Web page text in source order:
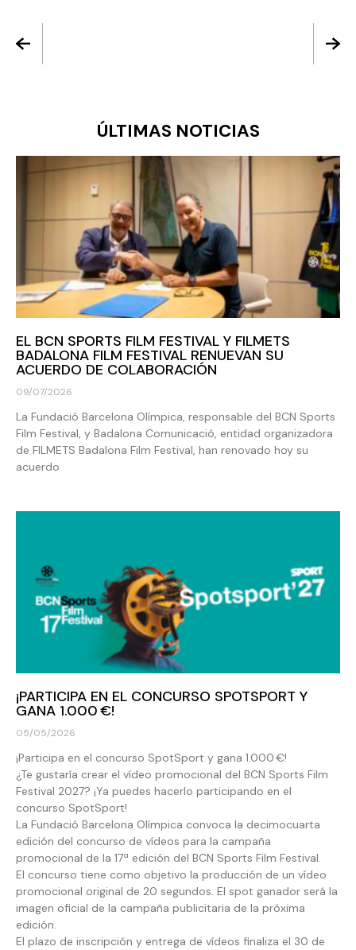
ÚLTIMAS NOTICIAS
EL BCN SPORTS FILM FESTIVAL Y FILMETS
BADALONA FILM FESTIVAL RENUEVAN SU
ACUERDO DE COLABORACIÓN
09/07/2026
La Fundació Barcelona Olímpica, responsable del BCN Sports
Film Festival, y Badalona Comunicació, entidad organizadora
de FILMETS Badalona Film Festival, han renovado hoy su
acuerdo
¡PARTICIPA EN EL CONCURSO SPOTSPORT Y
GANA 1.000 €!
05/05/2026
¡Participa en el concurso SpotSport y gana 1.000 €!
¿Te gustaría crear el vídeo promocional del BCN Sports Film
Festival 2027? ¡Ya puedes hacerlo participando en el
concurso SpotSport!
La Fundació Barcelona Olímpica convoca la decimocuarta
edición del concurso de vídeos para la campaña
promocional de la 17ª edición del BCN Sports Film Festival.
El concurso tiene como objetivo la producción de un vídeo
promocional original de 20 segundos. El spot ganador será la
imagen oficial de la campaña publicitaria de la próxima
edición.
El plazo de inscripción y entrega de vídeos finaliza el 30 de